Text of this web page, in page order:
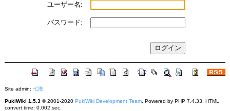
ユーザー名:
パスワード:
Site admin: 七海
PukiWiki 1.5.3© 2001-2020 PukiWiki Development Team. Powered by PHP 7.4.33. HTML
convert time: 0.002 sec.